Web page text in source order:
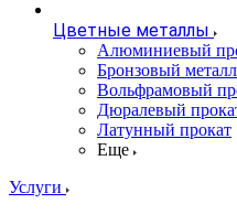
Цветные металлы
Алюминиевый
Бронзовый
Вольфрамовый
Дюралевый
Латунный прокат
Еще
Услуги